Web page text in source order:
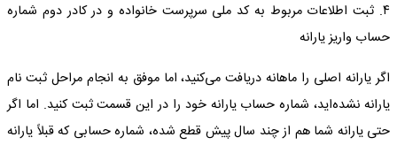
۴. ثبت اطلاعات مربوط به کد ملی سرپرست خانواده و در کادر دوم شماره
حساب واریز یارانه
اگر یارانه اصلی را ماهانه دریافت می‌کنید، اما موفق به انجام مراحل ثبت نام
یارانه نشده‌اید، شماره حساب یارانه خود را در این قسمت ثبت کنید. اما اگر
حتی یارانه شما هم از چند سال پیش قطع شده، شماره حسابی که قبلاً یارانه